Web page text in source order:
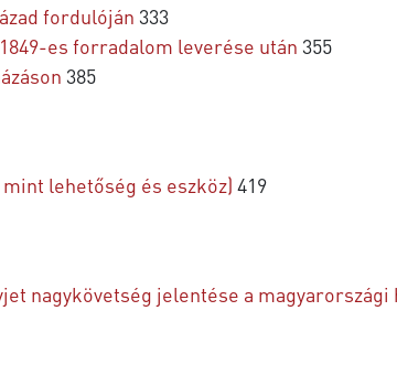
fordulóján 333
es forradalom leverése után 355
385
lehetőség és eszköz) 419
nagykövetség jelentése a magyarországi